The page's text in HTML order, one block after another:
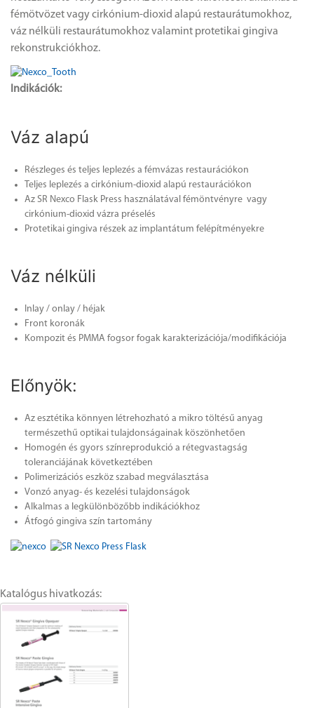
fémötvözet vagy cirkónium-dioxid alapú restaurátumokhoz,
váz nélküli restaurátumokhoz valamint protetikai gingiva
rekonstrukciókhoz.
Indikációk:
Váz alapú
Részleges és teljes leplezés a fémvázas restaurációkon
Teljes leplezés a cirkónium-dioxid alapú restaurációkon
Az SR Nexco Flask Press használatával fémöntvényre vagy
cirkónium-dioxid vázra préselés
Protetikai gingiva részek az implantátum felépítményekre
Váz nélküli
Inlay / onlay / héjak
Front koronák
Kompozit és PMMA fogsor fogak karakterizációja/modifikációja
Előnyök:
Az esztétika könnyen létrehozható a mikro töltésű anyag
természethű optikai tulajdonságainak köszönhetően
Homogén és gyors színreprodukció a rétegvastagság
toleranciájának következtében
Polimerizációs eszköz szabad megválasztása
Vonzó anyag- és kezelési tulajdonságok
Alkalmas a legkülönbözőbb indikációkhoz
Átfogó gingiva szín tartomány
Katalógus hivatkozás: